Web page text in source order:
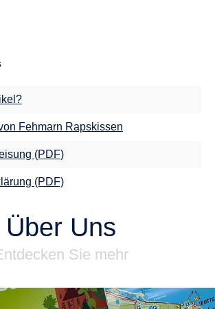
Fehmarn Rapskissen
(PDF)
(PDF)
Über Uns
Sie mehr